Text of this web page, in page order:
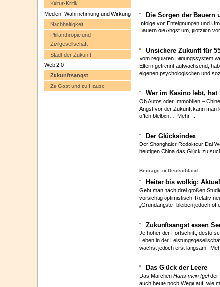
Kultur-Kritik
Medien: Wahrnehmung und Wirkung
Nachhaltigkeit
Philanthropie und
Zivilgesellschaft
Stadt der Zukunft
Web 2.0
Zukunftsangst
Zu Gast und zu Hause
Die Sorgen der Bauern
Infolge von Enteignungen und
Bauern die Angst um, plötzlich
Unsichere Zukunft für
Vom regulären Bildungssystem
Eltern getrennt aufwachsend,
eigenen psychologischen und
Wer im Kasino lebt, hat
Ob Autos oder Immobilien –
Angst vor der Zukunft kann man
offen bleiben…
Mehr ...
Der Glücksindex
Der Shanghaier Redakteur Dai
heutigen China das Glück zu
Beiträge zu Deutschland
Heiter bis wolkig:
Geht man nach drei großen
vorsichtig optimistisch. Relativ
„Grundängste“ bleiben jedoch
Zukunftsangst essen
Je höher der Fortschritt, desto
Leben in der
wächst jedoch erst langsam.
Das Glück der Leere
Das Märchen Hans mein Igelder
auch heute noch Wege auf, wie